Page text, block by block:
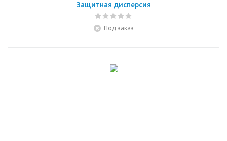
Защитная дисперсия
Под заказ